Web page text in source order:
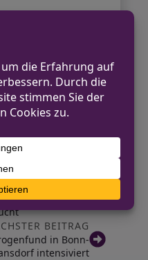
/
Erft-Kreis
nach
BEITRAG
in Bonn-
intensiviert